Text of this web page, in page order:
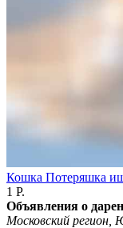
Кошка Потеряшка
1 Р.
Объявления о
Московский